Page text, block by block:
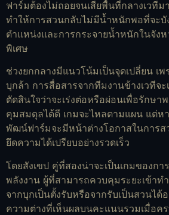
ฟาร์มต้องไม่ถอยจนเสียพื้นที่กลางเวทีม
ทำให้การสวนกลับไม่มีน้ำหนักพอที่จะ
ตำแหน่งและการกระจายน้ำหนักในจัง
พิเศษ
ช่วงยกกลางมีแนวโน้มเป็นจุดเปลี่ยน เพ
บุกล้า การสื่อสารจากทีมงานข้างเวทีจ
ตัดสินใจว่าจะเร่งต่อหรือผ่อนเพื่อรักษา
คุมสมดุลได้ดี เกมจะไหลตามแผน แต่
พัฒน์ฟาร์มจะมีหน้าต่างโอกาสในการ
ยึดความได้เปรียบอย่างรวดเร็ว
โดยสังเขป คู่ที่สองน่าจะเป็นเกมของก
พลังงาน ผู้ที่สามารถควบคุมระยะเข้าท
จากบุกเป็นตั้งรับหรือจากรับเป็นสวนได้
ความต่างที่เห็นผลบนคะแนนรวมเมื่อค